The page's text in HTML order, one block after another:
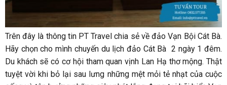
Trên đây là thông tin PT Travel chia sẻ về đảo Vạn Bội Cát Bà.
Hãy chọn cho mình chuyến du lịch đảo Cát Bà 2 ngày 1 đêm.
Du khách sẽ có cơ hội tham quan vịnh Lan Hạ thơ mộng. Thật
tuyệt vời khi bỏ lại sau lưng những mệt mỏi tẻ nhạt của cuộc